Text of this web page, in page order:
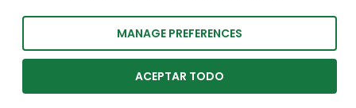
MANAGE PREFERENCES
ACEPTAR TODO